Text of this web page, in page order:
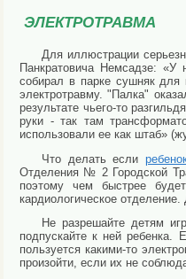
ЭЛЕКТРОТРАВМА
Для иллюстрации
Панкратовича Немсадзе:
собирал в парке сушняк
электротравму. "Палка"
результате чьего-то
руки - так там
использовали ее как штаб»
Что делать если
Отделения № 2 Городской
поэтому чем быстрее
кардиологическое
Не разрешайте детям
подпускайте к ней
пользуется какими-то
произойти, если их не